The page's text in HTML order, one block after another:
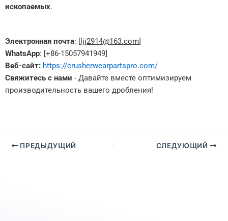
ископаемых.
Электронная почта: [ ljj2914@163.com]
WhatsApp: [+86-15057941949]
Веб-сайт: https://crusherwearpartspro.com/
Свяжитесь с нами - Давайте вместе оптимизируем
производительность вашего дробления!
ПРЕДЫДУЩИЙ СЛЕДУЮЩИЙ